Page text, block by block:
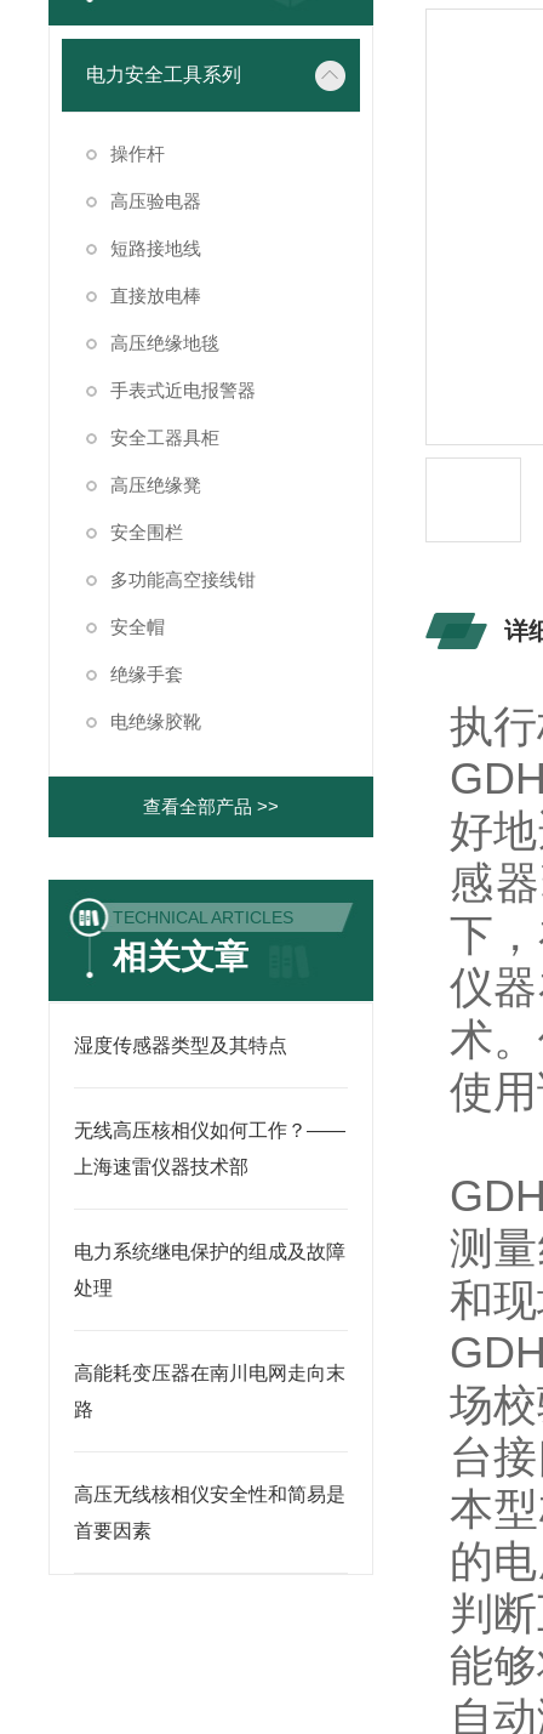
电力安全工具系列
操作杆
高压验电器
短路接地线
直接放电棒
高压绝缘地毯
手表式近电报警器
安全工器具柜
高压绝缘凳
安全围栏
多功能高空接线钳
安全帽
绝缘手套
电绝缘胶靴
查看全部产品 >>
TECHNICAL ARTICLES
相关文章
湿度传感器类型及其特点
无线高压核相仪如何工作？——
上海速雷仪器技术部
电力系统继电保护的组成及故障
处理
高能耗变压器在南川电网走向末
路
高压无线核相仪安全性和简易是
首要因素
详
执
好
感
下
仪
术
使
测
和
场
台
本
的
判
能
自